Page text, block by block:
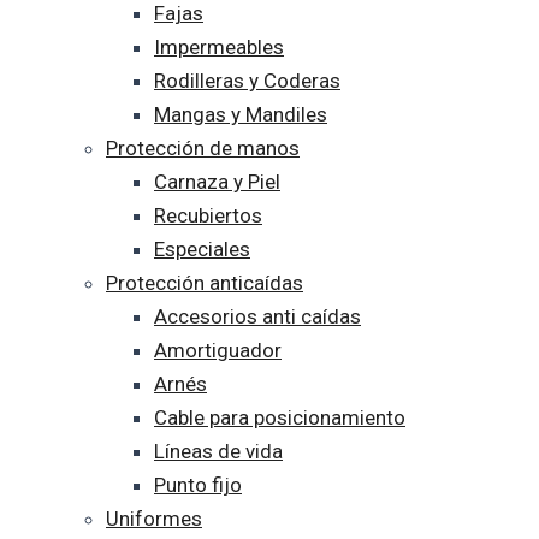
Fajas
Impermeables
Rodilleras y Coderas
Mangas y Mandiles
Protección de manos
Carnaza y Piel
Recubiertos
Especiales
Protección anticaídas
Accesorios anti caídas
Amortiguador
Arnés
Cable para posicionamiento
Líneas de vida
Punto fijo
Uniformes